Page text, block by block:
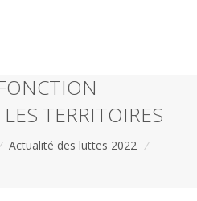
TERRITOIRES
Actualité des luttes 2022 /